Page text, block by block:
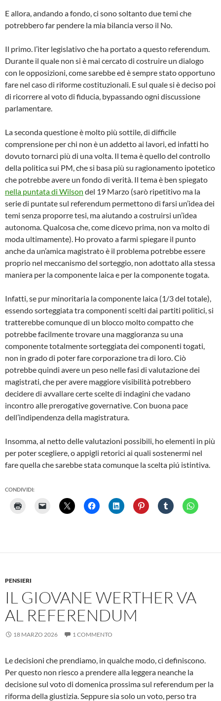
E allora, andando a fondo, ci sono soltanto due temi che
potrebbero far pendere la mia bilancia verso il No.
Il primo. l’iter legislativo che ha portato a questo referendum.
Durante il quale non si è mai cercato di costruire un dialogo
con le opposizioni, come sarebbe ed è sempre stato opportuno
fare nel caso di riforme costituzionali. E sul quale si è deciso poi
di ricorrere al voto di fiducia, bypassando ogni discussione
parlamentare.
La seconda questione è molto più sottile, di difficile
comprensione per chi non è un addetto ai lavori, ed infatti ho
dovuto tornarci più di una volta. Il tema è quello del controllo
della politica sui PM, che si basa più su ragionamento ipotetico
che potrebbe avere un fondo di verità. Il tema è ben spiegato
nella puntata di Wilson del 19 Marzo (sarò ripetitivo ma la
serie di puntate sul referendum permettono di farsi un’idea dei
temi senza proporre tesi, ma aiutando a costruirsi un’idea
autonoma. Qualcosa che, come dicevo prima, non va molto di
moda ultimamente). Ho provato a farmi spiegare il punto
anche da un’amica magistrato è il problema potrebbe essere
proprio nel meccanismo del sorteggio, non adottato alla stessa
maniera per la componente laica e per la componente togata.
Infatti, se pur minoritaria la componente laica (1/3 del totale),
essendo sorteggiata tra componenti scelti dai partiti politici, si
tratterebbe comunque di un blocco molto compatto che
potrebbe facilmente trovare una maggioranza su una
componente totalmente sorteggiata dei componenti togati,
non in grado di poter fare corporazione tra di loro. Ciò
potrebbe quindi avere un peso nelle fasi di valutazione dei
magistrati, che per avere maggiore visibilità potrebbero
decidere di avvallare certe scelte di indagini che vadano
incontro alle prerogative governative. Con buona pace
dell’indipendenza della magistratura.
Insomma, al netto delle valutazioni possibili, ho elementi in più
per poter scegliere, o appigli retorici ai quali sostenermi nel
fare quella che sarebbe stata comunque la scelta piú istintiva.
CONDIVIDI:
PENSIERI
IL GIOVANE WERTHER VA
AL REFERENDUM
18 MARZO 2026 1 COMMENTO
Le decisioni che prendiamo, in qualche modo, ci definiscono.
Per questo non riesco a prendere alla leggera neanche la
decisione sul voto di domenica prossima sul referendum per la
riforma della giustizia. Seppure sia solo un voto, perso tra